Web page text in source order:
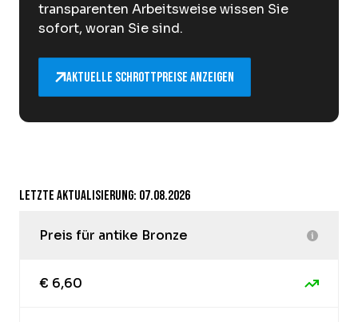
transparenten Arbeitsweise wissen Sie
sofort, woran Sie sind.
Aktuelle Schrottpreise anzeigen
Letzte Aktualisierung: 07.08.2026
Preis für antike Bronze
€ 6,60